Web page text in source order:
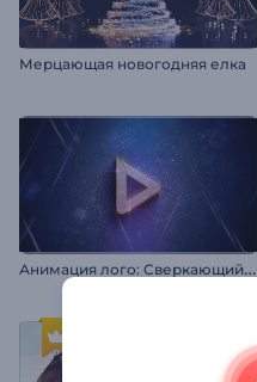
Мерцающая новогодняя елка
А
нимация лого: Сверкающий глиттер